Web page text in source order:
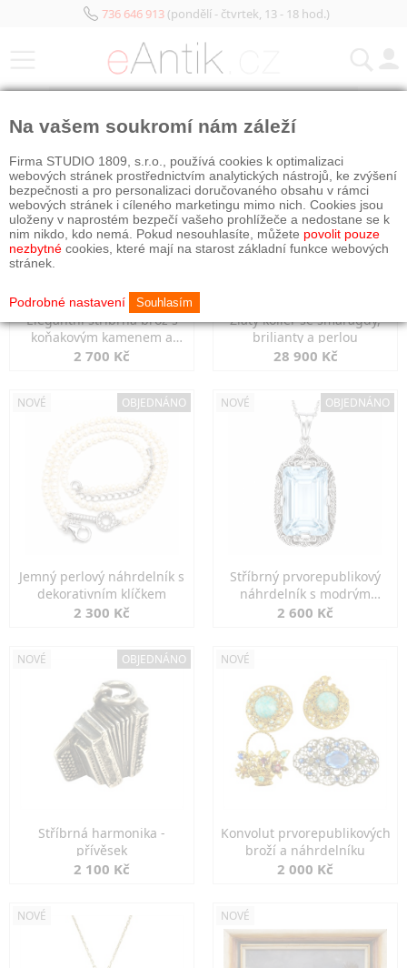
736 646 913(pondělí - čtvrtek, 13 - 18 hod.)
Elegantní stříbrná brož s
koňakovým kamenem a
markazity
2 700 Kč
Zlatý kolier se smaragdy,
brilianty a perlou
28 900 Kč
NOVÉ OBJEDNÁNO
Jemný perlový náhrdelník s
dekorativním klíčkem
2 300 Kč
NOVÉ OBJEDNÁNO
Stříbrný prvorepublikový
náhrdelník s modrým
spinelem
2 600 Kč
NOVÉ OBJEDNÁNO
Stříbrná harmonika -
přívěsek
2 100 Kč
NOVÉ
Konvolut prvorepublikových
broží a náhrdelníku
2 000 Kč
NOVÉ NOVÉ
Na vašem soukromí nám záleží
Firma STUDIO 1809, s.r.o., používá cookies k optimalizaci
webových stránek prostřednictvím analytických nástrojů, ke zvýšení
bezpečnosti a pro personalizaci doručovaného obsahu v rámci
webových stránek i cíleného marketingu mimo nich. Cookies jsou
uloženy v naprostém bezpečí vašeho prohlížeče a nedostane se k
nim nikdo, kdo nemá. Pokud nesouhlasíte, můžete povolit pouze
nezbytné cookies, které mají na starost základní funkce webových
stránek.
Podrobné nastavení Souhlasím